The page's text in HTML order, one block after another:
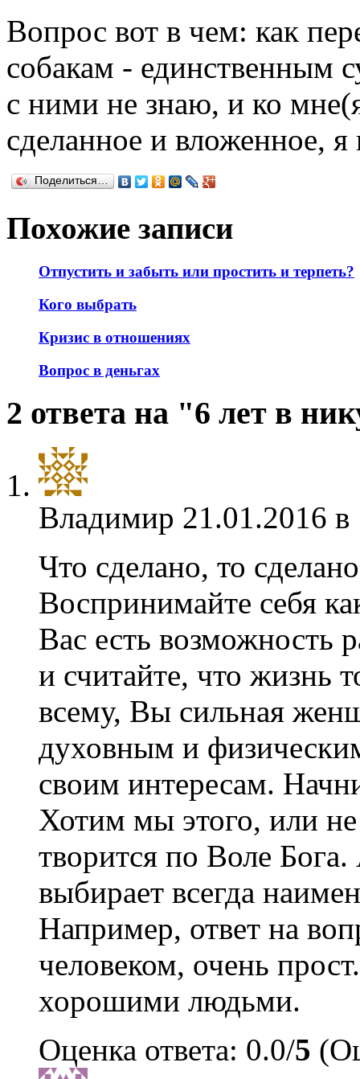
Вопрос вот в чем: как
собакам - единственным
с ними не знаю, и ко
сделанное и вложенное,
Поделиться…
Похожие записи
Отпустить и забыть или простить и терпеть?
Кого выбрать
Кризис в отношениях
Вопрос в деньгах
2 ответа на "6 лет в
Владимир 21.01.2016
Что сделано, то
Воспринимайте себя
Вас есть возможность
и считайте, что жизнь
всему, Вы сильная
духовным и
своим интересам.
Хотим мы этого, или
творится по Воле Бога.
выбирает всегда
Например, ответ на
человеком, очень
хорошими людьми.
Оценка ответа: 0.0/5